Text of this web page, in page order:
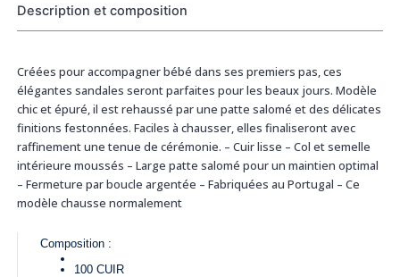
Description et composition
Créées pour accompagner bébé dans ses premiers pas, ces
élégantes sandales seront parfaites pour les beaux jours. Modèle
chic et épuré, il est rehaussé par une patte salomé et des délicates
finitions festonnées. Faciles à chausser, elles finaliseront avec
raffinement une tenue de cérémonie. – Cuir lisse – Col et semelle
intérieure moussés – Large patte salomé pour un maintien optimal
– Fermeture par boucle argentée – Fabriquées au Portugal – Ce
modèle chausse normalement
Composition :
100 CUIR